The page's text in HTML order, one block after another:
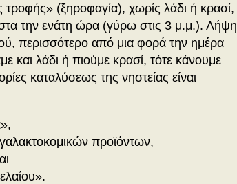
τροφής» (ξηροφαγία), χωρίς λάδι ή κρασί,
την ενάτη ώρα (γύρω στις 3 μ.μ.). Λήψη
περισσότερο από μια φορά την ημέρα
και λάδι ή πιούμε κρασί, τότε κάνουμε
καταλύσεως της νηστείας είναι
προϊόντων,